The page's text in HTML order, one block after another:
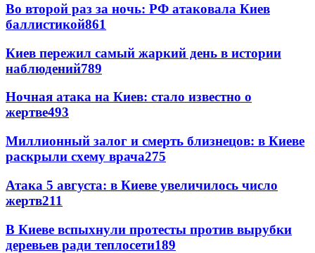
Во второй раз за ночь: РФ атаковала Киев
баллистикой861
Киев пережил самый жаркий день в истории
наблюдений789
Ночная атака на Киев: стало известно о
жертве493
Миллионный залог и смерть близнецов: в Киеве
раскрыли схему врача275
Атака 5 августа: в Киеве увеличилось число
жертв211
В Киеве вспыхнули протесты против вырубки
деревьев ради теплосети189